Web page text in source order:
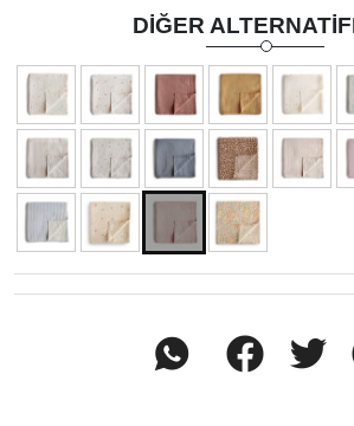
DIĞER